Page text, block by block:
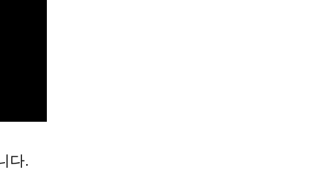
다.